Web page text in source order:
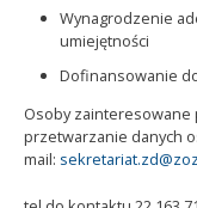
Wynagrodzenie
umiejętności
Dofinansowanie
Osoby zainteresowane
przetwarzanie danych
mail: